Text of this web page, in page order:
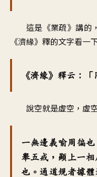
這是《業疏》講的
《濟緣》釋的文字看一
《濟緣》釋云：
說空就是虛空，虛
一無邊義喻周徧
舉五戒，顯上一
也。通道規者據